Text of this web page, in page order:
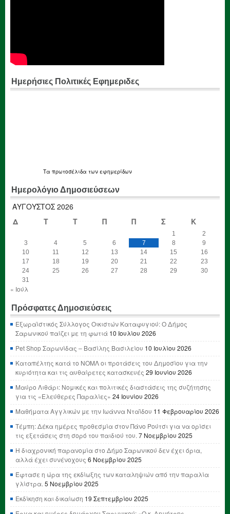
Ημερήσιες Πολιτικές Εφημεριδες
Τα πρωτοσέλιδα των εφημερίδων
Ημερολόγιο Δημοσιεύσεων
ΑΎΓΟΥΣΤΟΣ 2026
Δ
Τ Τ Π Π Σ Κ
1
2
3
4 5 6 7 8
9
10
11 12 13 14 15
16
17
18 19 20 21 22
23
24
25 26 27 28 29
30
31
« Ιούλ
Πρόσφατες Δημοσιεύσεις
Εξωραϊστικός Σύλλογος Οικιστών Καταφυγιού: Ο Δήμος
Σαρωνικού παίζει με τη φωτιά 10 Ιουλίου 2026
Pet Shop Σαρωνίδας – Βασίλης Βασιλείου 10 Ιουλίου 2026
Καταπέλτης κατά το ΝΟΜΛ οι προτάσεις του Δημοσίου για την
κυριότητα και τις αυθαίρετες κατασκευές 29 Ιουνίου 2026
Μαύρο Λιθάρι: Νομικές και πολιτικές διαστάσεις της συζήτησης
για τις «Ελεύθερες Παραλίες» 24 Ιουνίου 2026
Μαθήματα Αγγλικών με την Ιωάννα Νταΐδου 11 Φεβρουαρίου 2026
Τέμπη: Δέκα ημέρες προθεσμία στον Πάνο Ρούτσι για να ορίσει
τις εξετάσεις στη σορό του παιδιού του. 7 Νοεμβρίου 2025
Η διαχρονική παρανομία στο Δήμο Σαρωνικού δεν έχει όρια,
αλλά έχει συνένοχους 6 Νοεμβρίου 2025
Έφτασε η ώρα της εκδίωξης των καταληψιών από την παραλία
γλίστρα. 5 Νοεμβρίου 2025
Εκδίκηση και δικαίωση 19 Σεπτεμβρίου 2025